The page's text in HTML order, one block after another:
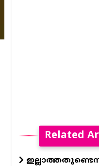
Related